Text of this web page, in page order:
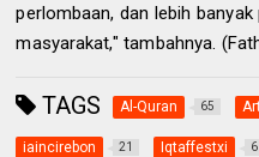
perlombaan, dan lebih
masyarakat," tambahnya.
TAGS Al-Quran 65
iaincirebon 21 Iqtaffestxi 6